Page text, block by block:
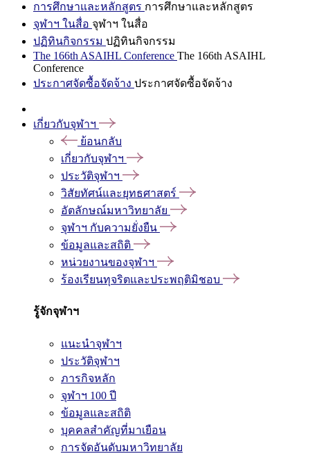
การศึกษาและหลักสูตร การศึกษาและหลักสูตร
จุฬาฯ ในสื่อ จุฬาฯ ในสื่อ
ปฏิทินกิจกรรม ปฏิทินกิจกรรม
The 166th ASAIHL Conference The 166th ASAIHL
Conference
ประกาศจัดซื้อจัดจ้าง ประกาศจัดซื้อจัดจ้าง
เกี่ยวกับจุฬาฯ
ย้อนกลับ
เกี่ยวกับจุฬาฯ
ประวัติจุฬาฯ
วิสัยทัศน์และยุทธศาสตร์
อัตลักษณ์มหาวิทยาลัย
จุฬาฯ กับความยั่งยืน
ข้อมูลและสถิติ
หน่วยงานของจุฬาฯ
ร้องเรียนทุจริตและประพฤติมิชอบ
รู้จักจุฬาฯ
แนะนำจุฬาฯ
ประวัติจุฬาฯ
ภารกิจหลัก
จุฬาฯ 100 ปี
ข้อมูลและสถิติ
บุคคลสำคัญที่มาเยือน
การจัดอันดับมหาวิทยาลัย